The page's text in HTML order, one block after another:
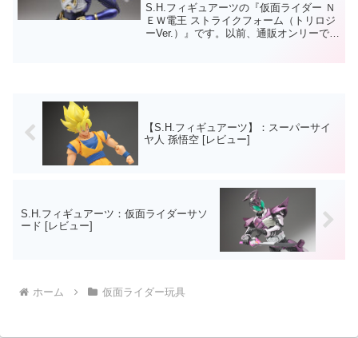
S.H.フィギュアーツの『仮面ライダー Ｎ
ＥＷ電王 ストライクフォーム（トリロジ
ーVer.）』です。以前、通販オンリーで販
【S.H.フィギュアーツ】：スーパーサイ
ヤ人 孫悟空 [レビュー]
S.H.フィギュアーツ：仮面ライダーサソ
ード [レビュー]
ホーム 仮面ライダー玩具